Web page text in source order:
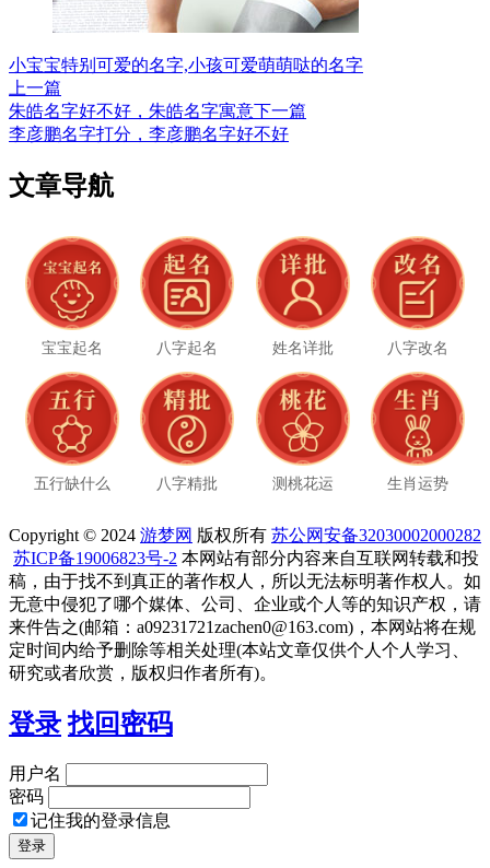
小宝宝特别可爱的名字,小孩可爱萌萌哒的名字
上一篇
朱皓名字好不好，朱皓名字寓意下一篇
李彦鹏名字打分，李彦鹏名字好不好
文章导航
宝宝起名 八字起名 姓名详批 八字改名
五行缺什么 八字精批 测桃花运 生肖运势
Copyright © 2024 游梦网 版权所有 苏公网安备32030002000282
苏ICP备19006823号-2 本网站有部分内容来自互联网转载和投
稿，由于找不到真正的著作权人，所以无法标明著作权人。如
无意中侵犯了哪个媒体、公司、企业或个人等的知识产权，请
来件告之(邮箱：a09231721zachen0@163.com)，本网站将在规
定时间内给予删除等相关处理(本站文章仅供个人个人学习、
研究或者欣赏，版权归作者所有)。
登录 找回密码
用户名
密码
记住我的登录信息